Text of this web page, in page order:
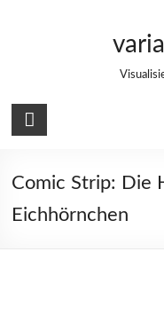
Comic Strip: Die
Eichhörnchen